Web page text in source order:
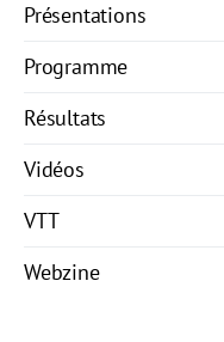
Présentations
Programme
Résultats
Vidéos
VTT
Webzine